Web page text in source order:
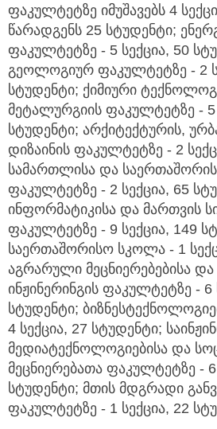
ფაკულტეტზე იმუშავებს 4
წარადგენს 25 სტუდენტი;
ფაკულტეტზე - 5 სექცია, 50
გეოლოგიურ ფაკულტეტზე - 2
სტუდენტი; ქიმიური
მეტალურგიის ფაკულტეტზე - 5
სტუდენტი; არქიტექტურის,
დიზაინის ფაკულტეტზე - 2
სამართლისა და
ფაკულტეტზე - 2 სექცია, 65
ინფორმატიკისა და მართვის
ფაკულტეტზე - 9 სექცია, 149
საერთაშორისო სკოლა - 1
აგრარული მეცნიერებებისა და
ინჟინერინგის ფაკულტეტზე - 6
სტუდენტი;
4 სექცია, 27 სტუდენტი;
მედიატექნოლოგიებისა და
მეცნიერებათა ფაკულტეტზე - 6
სტუდენტი; მთის მდგრადი
ფაკულტეტზე - 1 სექცია, 22